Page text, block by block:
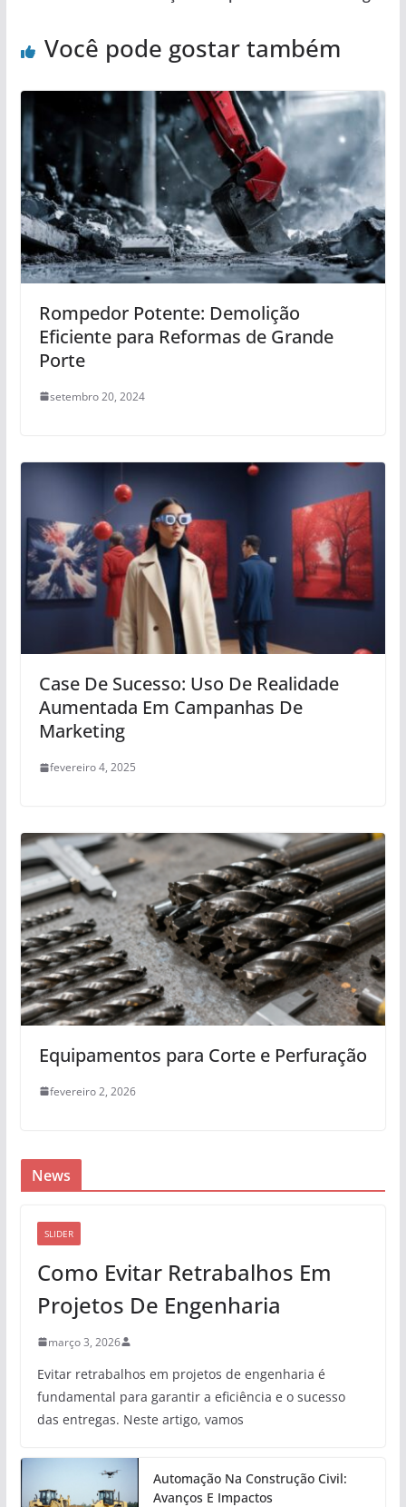
Você pode gostar também
Rompedor Potente: Demolição
Eficiente para Reformas de Grande
Porte
setembro 20, 2024
Case De Sucesso: Uso De Realidade
Aumentada Em Campanhas De
Marketing
fevereiro 4, 2025
Equipamentos para Corte e Perfuração
fevereiro 2, 2026
News
SLIDER
Como Evitar Retrabalhos Em
Projetos De Engenharia
março 3, 2026
Evitar retrabalhos em projetos de engenharia é
fundamental para garantir a eficiência e o sucesso
das entregas. Neste artigo, vamos
Automação Na Construção Civil:
Avanços E Impactos